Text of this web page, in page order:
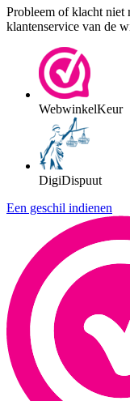
Probleem of klacht niet
klantenservice van de
WebwinkelKeur
DigiDispuut
Een geschil indienen